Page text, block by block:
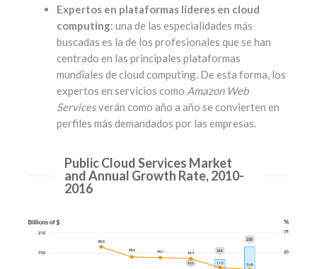
Expertos en plataformas líderes en cloud
computing: una de las especialidades más
buscadas es la de los profesionales que se han
centrado en las principales plataformas
mundiales de cloud computing. De esta forma, los
expertos en servicios como Amazon Web
Servicesverán como año a año se convierten en
perfiles más demandados por las empresas.
Public Cloud Services Market
and Annual Growth Rate, 2010-
2016